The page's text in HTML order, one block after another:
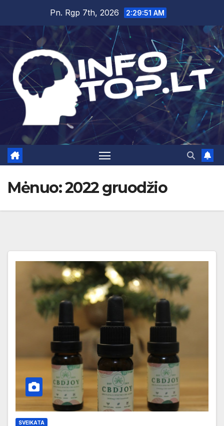
content
Pn. Rgp 7th, 2026 2:29:52 AM
Mėnuo:2022 gruodžio
SVEIKATA